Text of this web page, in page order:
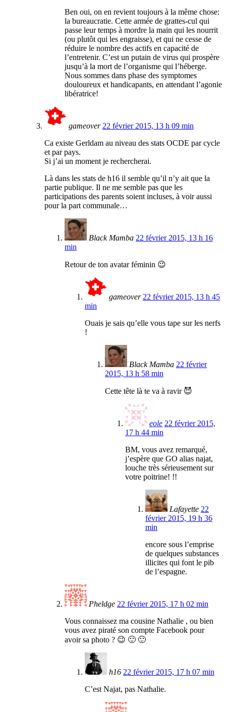
Ben oui, on en revient toujours à la même chose:
la bureaucratie. Cette armée de grattes-cul qui
passe leur temps à mordre la main qui les nourrit
(ou plutôt qui les engraisse), et qui ne cesse de
réduire le nombre des actifs en capacité de
l’entretenir. C’est un putain de virus qui prospère
jusqu’à la mort de l’organisme qui l’héberge.
Nous sommes dans phase des symptomes
douloureux et handicapants, en attendant l’agonie
libératrice!
gameover 22 février 2015, 13 h 09 min
Ca existe Gerldam au niveau des stats OCDE par cycle
et par pays.
Si j’ai un moment je rechercherai.
Là dans les stats de h16 il semble qu’il n’y ait que la
partie publique. Il ne me semble pas que les
participations des parents soient incluses, à voir aussi
pour la part communale…
Black Mamba 22 février 2015, 13 h 16
min
Retour de ton avatar féminin 😉
gameover 22 février 2015, 13 h 45
min
Ouais je sais qu’elle vous tape sur les nerfs
!
Black Mamba 22 février
2015, 13 h 58 min
Cette tête là te va à ravir 😈
eole 22 février 2015,
17 h 44 min
BM, vous avez remarqué,
j’espère que GO alias najat,
louche très sérieusement sur
votre poitrine! !!
Lafayette 22
février 2015, 19 h 36
min
encore sous l’emprise
de quelques substances
illicites qui font le pib
de l’espagne.
Pheldge 22 février 2015, 17 h 02 min
Vous connaissez ma cousine Nathalie , ou bien
vous avez piraté son compte Facebook pour
avoir sa photo ? 😉 🙂 🙂
h16 22 février 2015, 17 h 07 min
C’est Najat, pas Nathalie.